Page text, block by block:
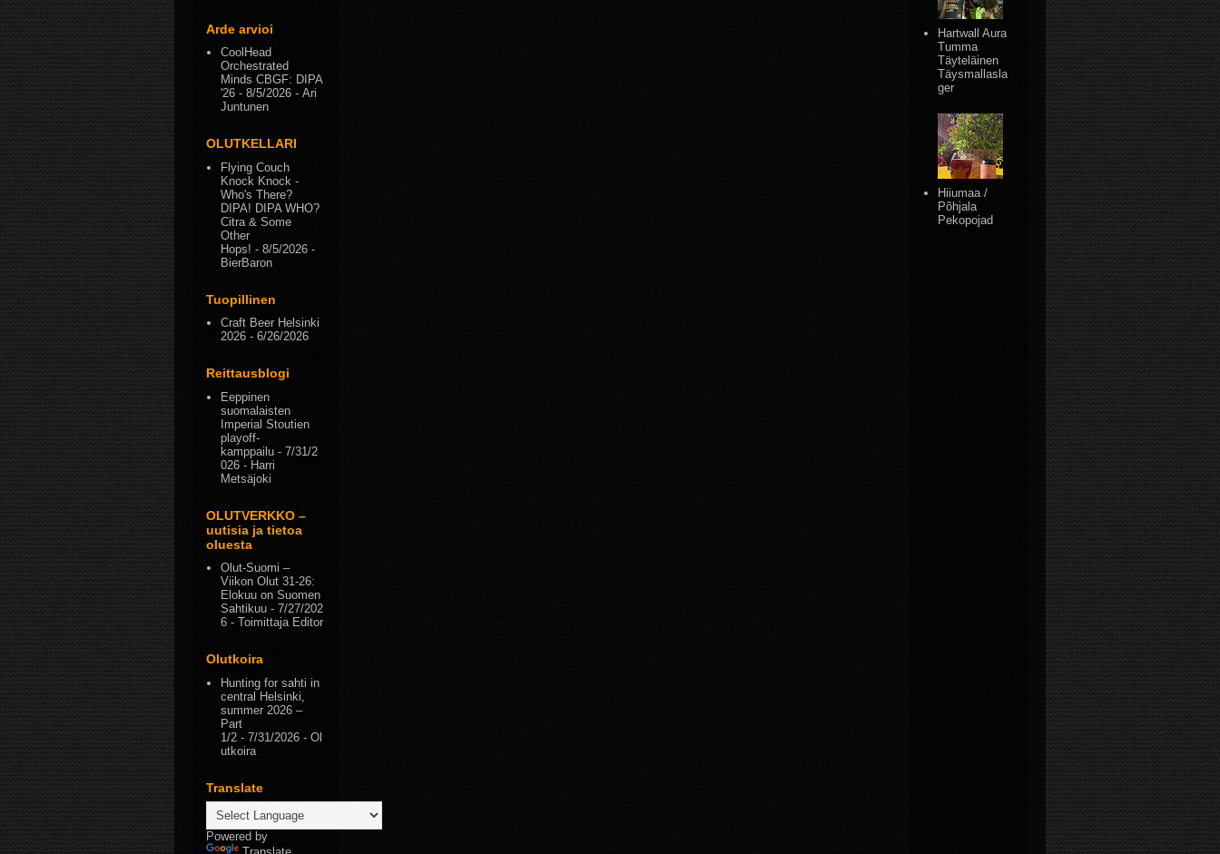
Arde arvioi
CoolHead
Orchestrated
Minds CBGF: DIPA
'26 - 8/5/2026 - Ari
Juntunen
OLUTKELLARI
Flying Couch
Knock Knock -
Who's There?
DIPA! DIPA WHO?
Citra & Some
Other
Hops! - 8/5/2026 -
BierBaron
Tuopillinen
Craft Beer Helsinki
2026 - 6/26/2026
Reittausblogi
Eeppinen
suomalaisten
Imperial Stoutien
playoff-
kamppailu - 7/31/2
026 - Harri
Metsäjoki
OLUTVERKKO –
uutisia ja tietoa
oluesta
Olut-Suomi –
Viikon Olut 31-26:
Elokuu on Suomen
Sahtikuu - 7/27/202
6 - Toimittaja Editor
Olutkoira
Hunting for sahti in
central Helsinki,
summer 2026 –
Part
1/2 - 7/31/2026 - Ol
utkoira
Translate
Powered by
Hartwall Aura
Tumma
Täyteläinen
Täysmallasla
ger
Hiiumaa /
Põhjala
Pekopojad